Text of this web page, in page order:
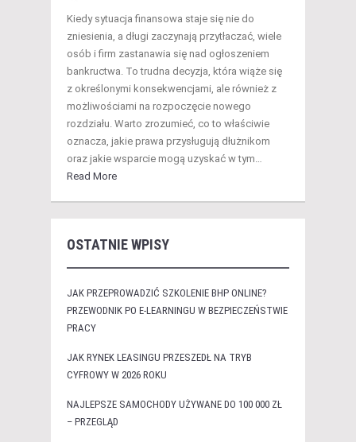
Kiedy sytuacja finansowa staje się nie do
zniesienia, a długi zaczynają przytłaczać, wiele
osób i firm zastanawia się nad ogłoszeniem
bankructwa. To trudna decyzja, która wiąże się
z określonymi konsekwencjami, ale również z
możliwościami na rozpoczęcie nowego
rozdziału. Warto zrozumieć, co to właściwie
oznacza, jakie prawa przysługują dłużnikom
oraz jakie wsparcie mogą uzyskać w tym…
Read More
OSTATNIE WPISY
JAK PRZEPROWADZIĆ SZKOLENIE BHP ONLINE?
PRZEWODNIK PO E-LEARNINGU W BEZPIECZEŃSTWIE
PRACY
JAK RYNEK LEASINGU PRZESZEDŁ NA TRYB
CYFROWY W 2026 ROKU
NAJLEPSZE SAMOCHODY UŻYWANE DO 100 000 ZŁ
– PRZEGLĄD